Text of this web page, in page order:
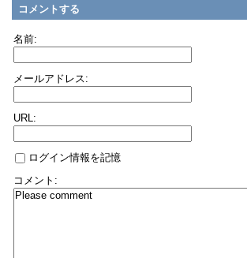
コメントする
名前:
メールアドレス:
URL:
ログイン情報を記憶
コメント: